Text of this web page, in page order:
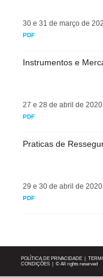
30 e 31 de março de
PDF
Instrumentos e
27 e 28 de abril de 2020
PDF
Praticas de
29 e 30 de abril de 2020
PDF
POLÍTICA DE PRIVACIDADE
CONDIÇÕES | © All rights reserved